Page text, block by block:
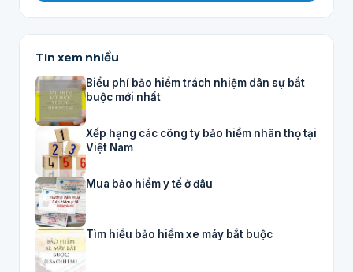
Tin xem nhiều
Biểu phí bảo hiểm trách nhiệm dân sự bắt
buộc mới nhất
Xếp hạng các công ty bảo hiểm nhân thọ tại
Việt Nam
Mua bảo hiểm y tế ở đâu
Tìm hiểu bảo hiểm xe máy bắt buộc